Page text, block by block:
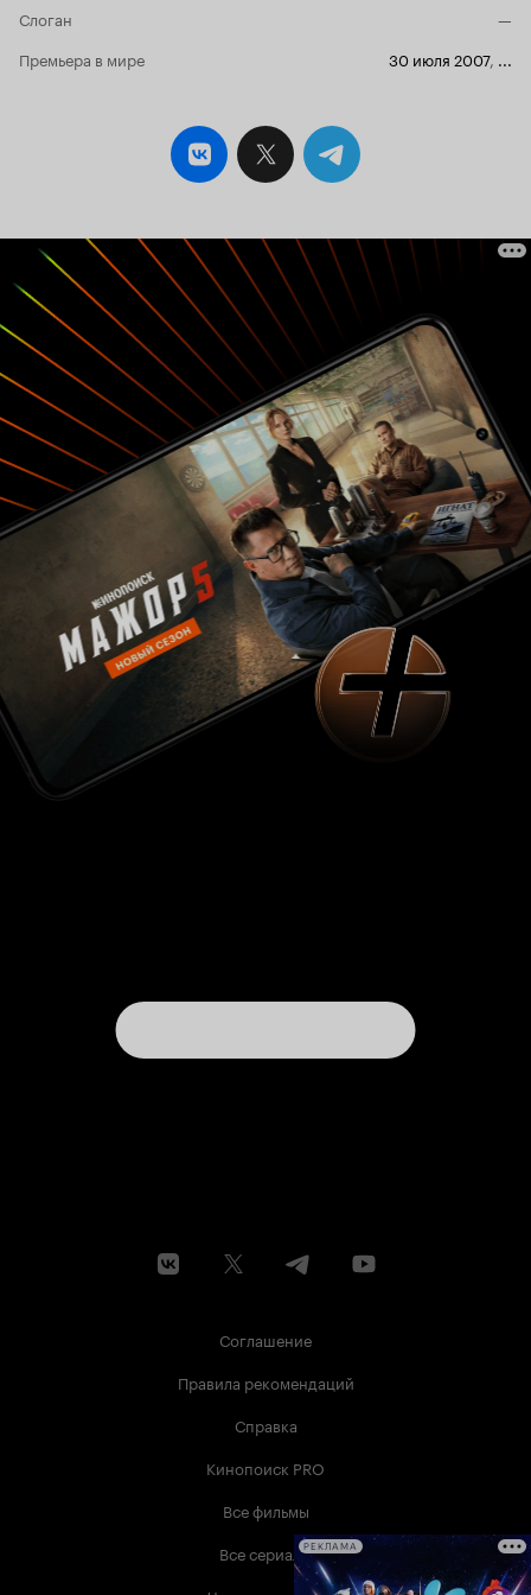
Слоган
—
Премьера в мире
30 июля 2007, ...
Соглашение
Правила рекомендаций
Справка
Кинопоиск PRO
Все фильмы
Все сериалыРЕКЛАМА